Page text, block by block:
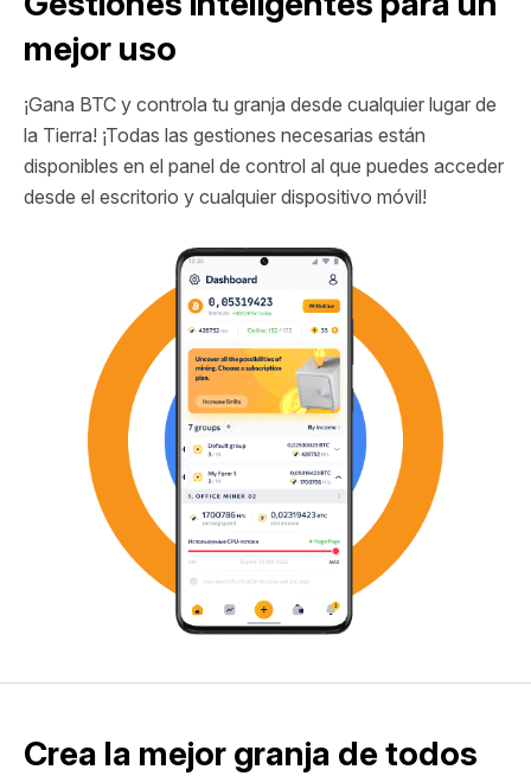
mejor uso
¡Gana BTC y controla tu granja desde cualquier lugar de
la Tierra! ¡Todas las gestiones necesarias están
disponibles en el panel de control al que puedes acceder
desde el escritorio y cualquier dispositivo móvil!
Crea la mejor granja de todos